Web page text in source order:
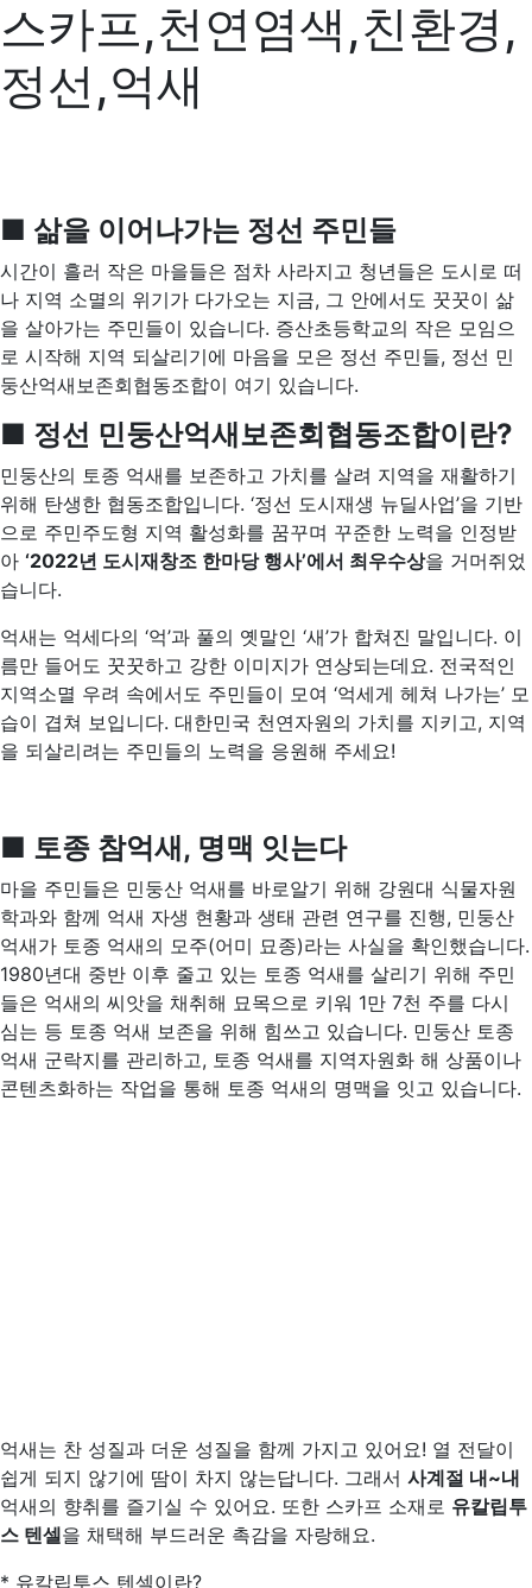
스카프,천연염색,친환경,
정선,억새
■ 삶을 이어나가는 정선 주민들
시간이 흘러 작은 마을들은 점차 사라지고 청년들은 도시로 떠
나 지역 소멸의 위기가 다가오는 지금, 그 안에서도 꿋꿋이 삶
을 살아가는 주민들이 있습니다. 증산초등학교의 작은 모임으
로 시작해 지역 되살리기에 마음을 모은 정선 주민들, 정선 민
둥산억새보존회협동조합이 여기 있습니다.
■ 정선 민둥산억새보존회협동조합이란?
민둥산의 토종 억새를 보존하고 가치를 살려 지역을 재활하기
위해 탄생한 협동조합입니다. ‘정선 도시재생 뉴딜사업’을 기반
으로 주민주도형 지역 활성화를 꿈꾸며 꾸준한 노력을 인정받
아 ‘2022년 도시재창조 한마당 행사’에서 최우수상을 거머쥐었
습니다.
억새는 억세다의 ‘억’과 풀의 옛말인 ‘새’가 합쳐진 말입니다. 이
름만 들어도 꿋꿋하고 강한 이미지가 연상되는데요. 전국적인
지역소멸 우려 속에서도 주민들이 모여 ‘억세게 헤쳐 나가는’ 모
습이 겹쳐 보입니다. 대한민국 천연자원의 가치를 지키고, 지역
을 되살리려는 주민들의 노력을 응원해 주세요!
■ 토종 참억새 , 명맥 잇는다
마을 주민들은 민둥산 억새를 바로알기 위해 강원대 식물자원
학과와 함께 억새 자생 현황과 생태 관련 연구를 진행, 민둥산
억새가 토종 억새의 모주(어미 묘종)라는 사실을 확인했습니다.
1980년대 중반 이후 줄고 있는 토종 억새를 살리기 위해 주민
들은 억새의 씨앗을 채취해 묘목으로 키워 1만 7천 주를 다시
심는 등 토종 억새 보존을 위해 힘쓰고 있습니다. 민둥산 토종
억새 군락지를 관리하고, 토종 억새를 지역자원화 해 상품이나
콘텐츠화하는 작업을 통해 토종 억새의 명맥을 잇고 있습니다.
억새는 찬 성질과 더운 성질을 함께 가지고 있어요! 열 전달이
쉽게 되지 않기에 땀이 차지 않는답니다. 그래서 사계절 내~내
억새의 향취를 즐기실 수 있어요. 또한 스카프 소재로 유칼립투
스 텐셀을 채택해 부드러운 촉감을 자랑해요.
* 유칼립투스 텐셀이란?